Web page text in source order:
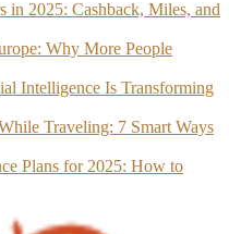
in 2025: Cashback, Miles, and
Why More People
Intelligence Is Transforming
Traveling: 7 Smart Ways
Plans for 2025: How to